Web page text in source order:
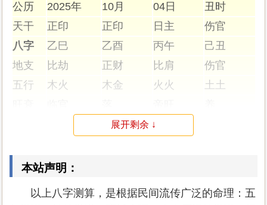
公历 2025年 10月 04日
丑时
天干
正印 正印 日主
伤官
八字
乙巳 乙酉 丙午
己丑
地支
比劫 正财 比肩
伤官
五行
木火 木金 火火
土土
泉中水 天河水
三垣：胎元:丙子 命宫:癸未 身宫:丁亥
四柱空亡：日亡:寅卯 年亡:寅卯
展开剩余 ↓
本站声明：
以上八字测算，是根据民间流传广泛的命理：五